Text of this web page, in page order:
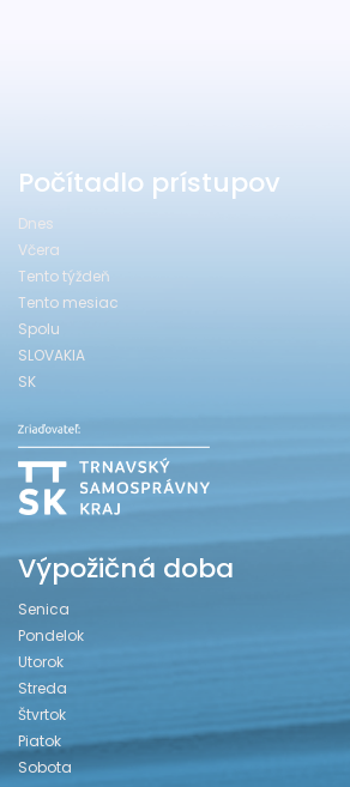
Počítadlo prístupov
Dnes
Včera
Tento týždeň
Tento mesiac
Spolu
SLOVAKIA
SK
Výpožičná doba
Senica
Pondelok
Utorok
Streda
Štvrtok
Piatok
Sobota